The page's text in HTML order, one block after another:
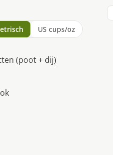
US cups/oz
(poot + dij)